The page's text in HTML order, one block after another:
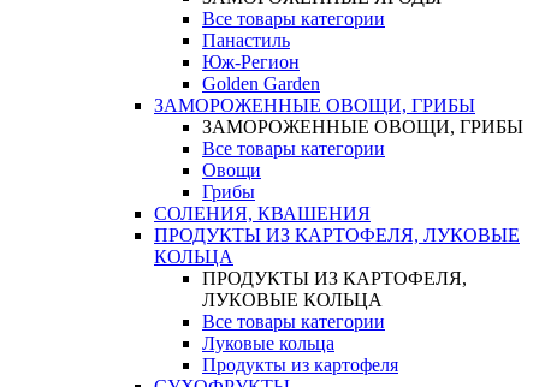
Все товары категории
Панастиль
Юж-Регион
Golden Garden
ЗАМОРОЖЕННЫЕ ОВОЩИ, ГРИБЫ
ЗАМОРОЖЕННЫЕ ОВОЩИ, ГРИБЫ
Все товары категории
Овощи
Грибы
СОЛЕНИЯ, КВАШЕНИЯ
ПРОДУКТЫ ИЗ КАРТОФЕЛЯ, ЛУКОВЫЕ
КОЛЬЦА
ПРОДУКТЫ ИЗ КАРТОФЕЛЯ,
ЛУКОВЫЕ КОЛЬЦА
Все товары категории
Луковые кольца
Продукты из картофеля